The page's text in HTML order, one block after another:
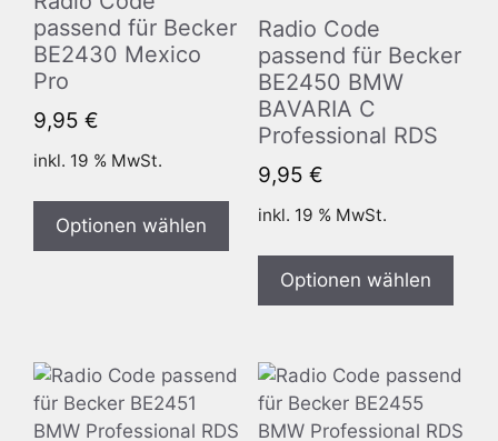
passend für Becker
BE2430 Mexico
Pro
9,95 €
inkl. 19 % MwSt.
Optionen wählen
Radio Code
passend für Becker
BE2450 BMW
BAVARIA C
Professional RDS
9,95 €
inkl. 19 % MwSt.
Optionen wählen